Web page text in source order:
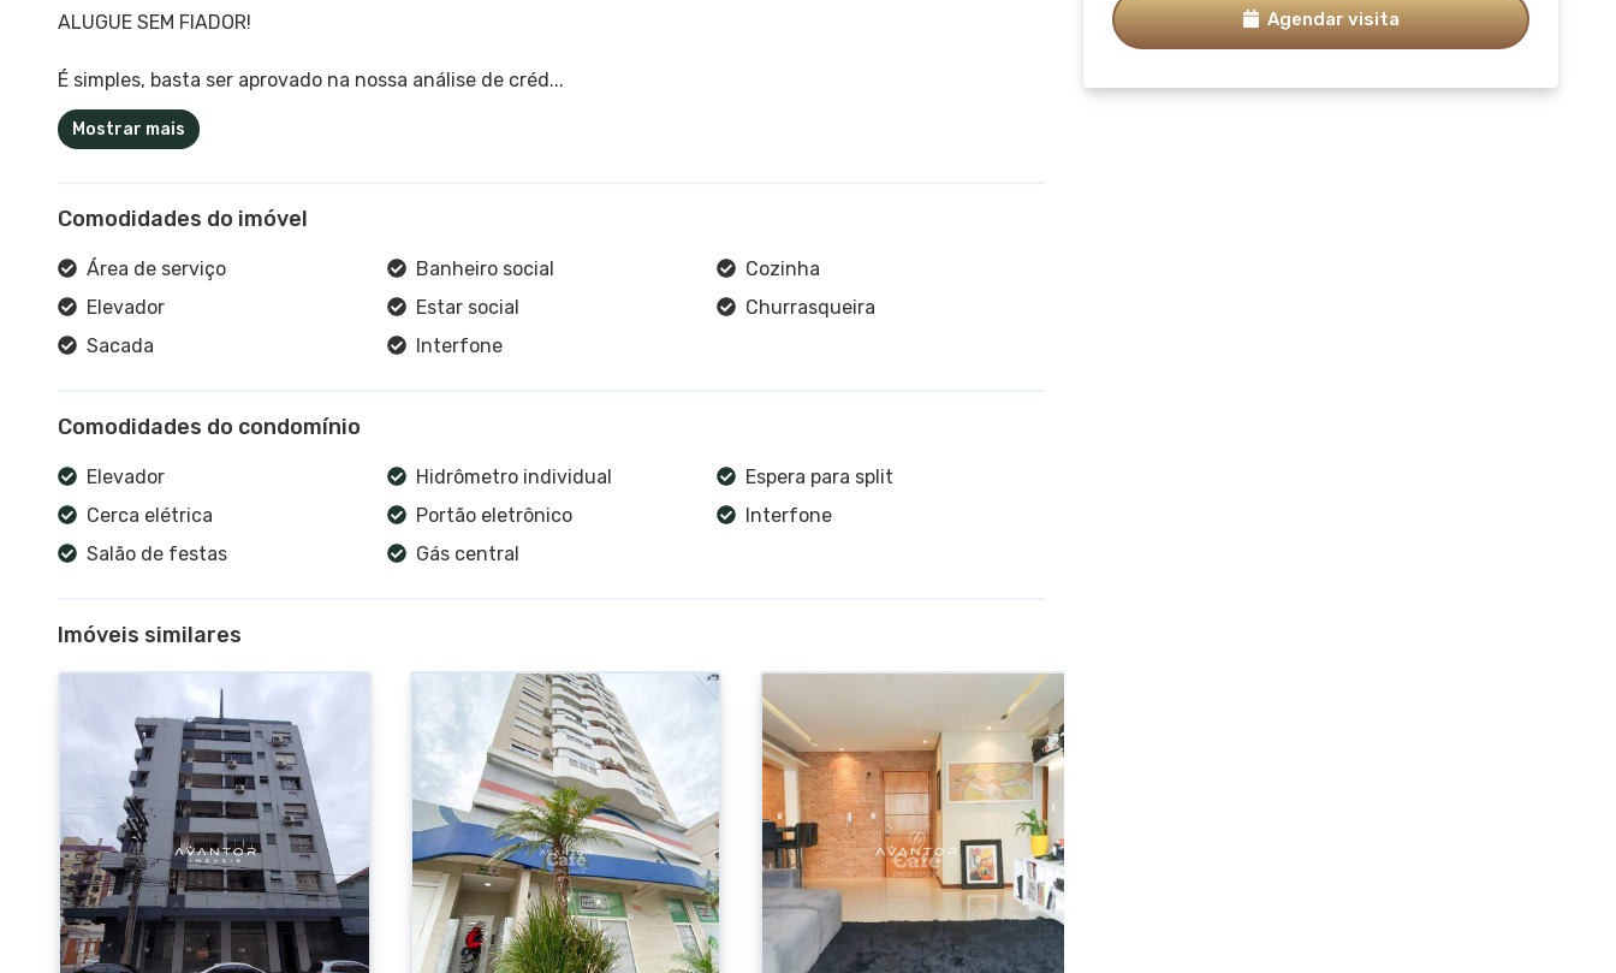
ALUGUE SEM FIADOR!
É simples, basta ser aprovado na nossa análise de créd...
Mostrar mais
Comodidades do imóvel
Área de serviço Banheiro social
Cozinha
Elevador
Estar social
Churrasqueira
Sacada
Interfone
Comodidades do condomínio
Elevador Hidrômetro individual
Espera para split
Cerca elétrica
Portão eletrônico
Interfone
Salão de festas
Gás central
Imóveis similares
Agendar visita